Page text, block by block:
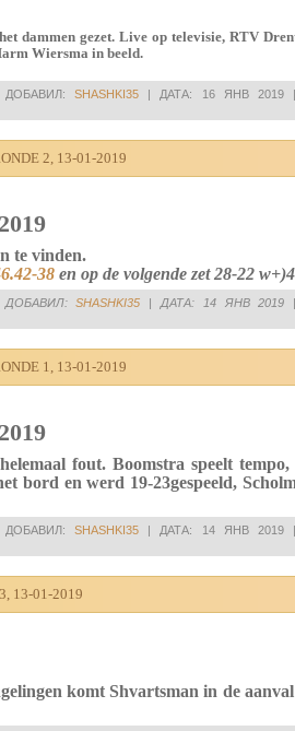
dammen gezet. Live op televisie, RTV
Wiersma in beeld.
ДОБАВИЛ: SHASHKI35 |ДАТА: 16 ЯНВ 2019
2, 13-01-2019
te vinden.
38 en op de volgende zet 28-22 w+)
ДОБАВИЛ: SHASHKI35 |ДАТА: 14 ЯНВ 2019
1, 13-01-2019
fout. Boomstra speelt tempo,
bord en werd 19-23gespeeld,
ДОБАВИЛ: SHASHKI35 |ДАТА: 14 ЯНВ 2019
13-01-2019
komt Shvartsman in de